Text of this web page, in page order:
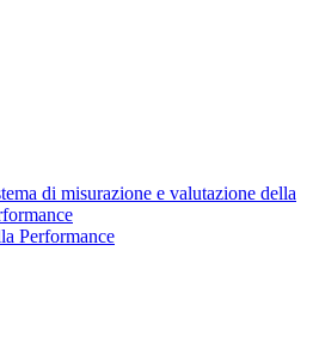
di misurazione e valutazione della
Performance